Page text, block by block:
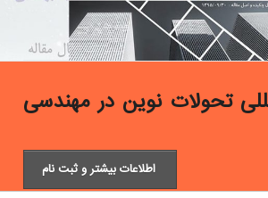
تحولات نوین در مهندسی
اطلاعات بیشتر و ثبت نام